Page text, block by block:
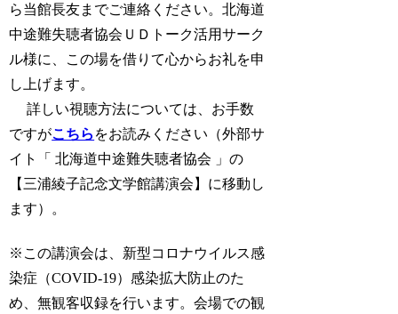
ら当館長友までご連絡ください。北海道
中途難失聴者協会ＵＤトーク活用サーク
ル様に、この場を借りて心からお礼を申
し上げます。
詳しい視聴方法については、お手数
ですがこちら をお読みください（外部サ
イト「 北海道中途難失聴者協会 」の
【三浦綾子記念文学館講演会】に移動し
ます）。
※この講演会は、新型コロナウイルス感
染症（COVID-19）感染拡大防止のた
め、無観客収録を行います。会場での観